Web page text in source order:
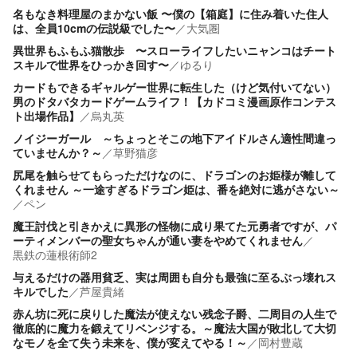
名もなき料理屋のまかない飯 〜僕の【箱庭】に住み着いた住人
は、全員10cmの伝説級でした〜／大気圏
異世界もふもふ猫散歩 〜スローライフしたいニャンコはチート
スキルで世界をひっかき回す〜／ゆるり
カードもできるギャルゲー世界に転生した（けど気付いてない）
男のドタバタカードゲームライフ！【カドコミ漫画原作コンテス
ト出場作品】 ／烏丸英
ノイジーガール ～ちょっとそこの地下アイドルさん適性間違っ
ていませんか？～ ／草野猫彦
尻尾を触らせてもらっただけなのに、ドラゴンのお姫様が離して
くれません ～一途すぎるドラゴン姫は、番を絶対に逃がさない～
／ペン
魔王討伐と引きかえに異形の怪物に成り果てた元勇者ですが、パ
ーティメンバーの聖女ちゃんが通い妻をやめてくれません／
黒鉄の蓮根術師2
与えるだけの器用貧乏、実は周囲も自分も最強に至るぶっ壊れス
キルでした／芦屋貴緒
赤ん坊に死に戻りした魔法が使えない残念子爵、二周目の人生で
徹底的に魔力を鍛えてリベンジする。～魔法大国が敗北して大切
なモノを全て失う未来を、僕が変えてやる！～ ／岡村豊蔵